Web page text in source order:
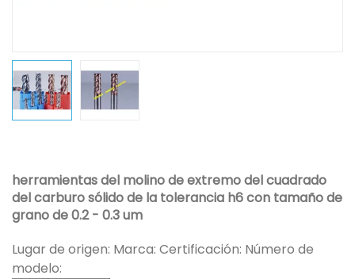
herramientas del molino de extremo del cuadrado
del carburo sólido de la tolerancia h6 con tamaño de
grano de 0.2 - 0.3 um
Lugar de origen: Marca: Certificación: Número de
modelo: